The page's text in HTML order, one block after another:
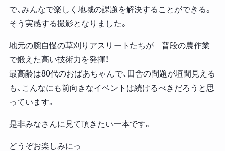
で、みんなで楽しく地域の課題を解決することができる。
そう実感する撮影となりました。
地元の腕自慢の草刈りアスリートたちが 普段の農作業
で鍛えた高い技術力を発揮！
最高齢は80代のおばあちゃんで、田舎の問題が垣間見える
も、こんなにも前向きなイベントは続けるべきだろうと思
っています。
是非みなさんに見て頂きたい一本です。
どうぞお楽しみにっ